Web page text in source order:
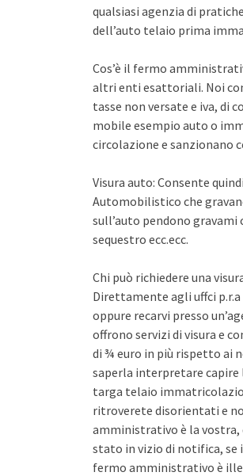
qualsiasi agenzia di
dell’auto telaio prima
Cos’è il fermo
altri enti esattoriali. Noi
tasse non versate e iva, di
mobile esempio auto o
circolazione e sanzionano
Visura auto: Consente
Automobilistico che
sull’auto pendono
sequestro ecc.ecc.
Chi può richiedere una
Direttamente agli uffci
oppure recarvi presso
offrono servizi di visura e
di ¾ euro in più rispetto ai
saperla interpretare capire
targa telaio
ritroverete disorientati e
amministrativo è la vostra,
stato in vizio di notifica, se
fermo amministrativo è